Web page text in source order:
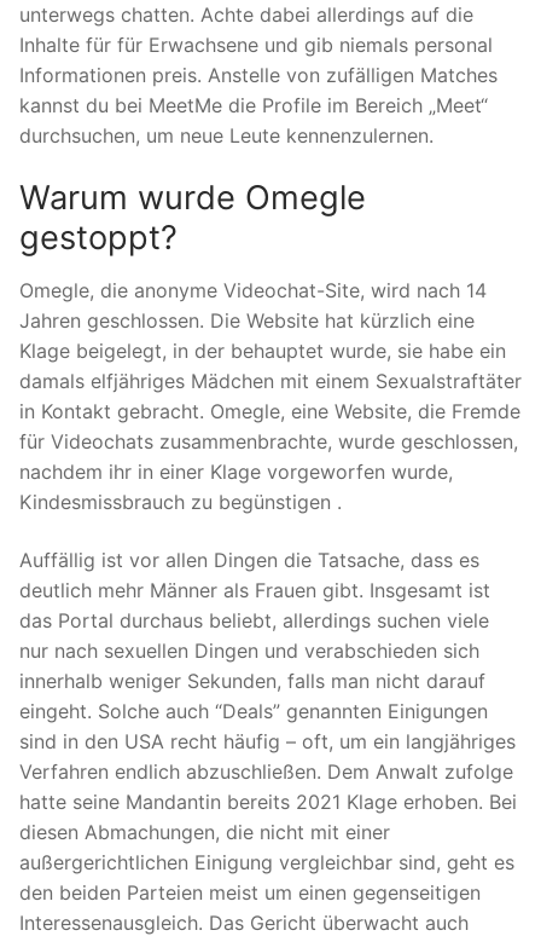
unterwegs chatten. Achte dabei allerdings auf die
Inhalte für für Erwachsene und gib niemals personal
Informationen preis. Anstelle von zufälligen Matches
kannst du bei MeetMe die Profile im Bereich „Meet“
durchsuchen, um neue Leute kennenzulernen.
Warum wurde Omegle
gestoppt?
Omegle, die anonyme Videochat-Site, wird nach 14
Jahren geschlossen. Die Website hat kürzlich eine
Klage beigelegt, in der behauptet wurde, sie habe ein
damals elfjähriges Mädchen mit einem Sexualstraftäter
in Kontakt gebracht. Omegle, eine Website, die Fremde
für Videochats zusammenbrachte, wurde geschlossen,
nachdem ihr in einer Klage vorgeworfen wurde,
Kindesmissbrauch zu begünstigen .
Auffällig ist vor allen Dingen die Tatsache, dass es
deutlich mehr Männer als Frauen gibt. Insgesamt ist
das Portal durchaus beliebt, allerdings suchen viele
nur nach sexuellen Dingen und verabschieden sich
innerhalb weniger Sekunden, falls man nicht darauf
eingeht. Solche auch “Deals” genannten Einigungen
sind in den USA recht häufig – oft, um ein langjähriges
Verfahren endlich abzuschließen. Dem Anwalt zufolge
hatte seine Mandantin bereits 2021 Klage erhoben. Bei
diesen Abmachungen, die nicht mit einer
außergerichtlichen Einigung vergleichbar sind, geht es
den beiden Parteien meist um einen gegenseitigen
Interessenausgleich. Das Gericht überwacht auch